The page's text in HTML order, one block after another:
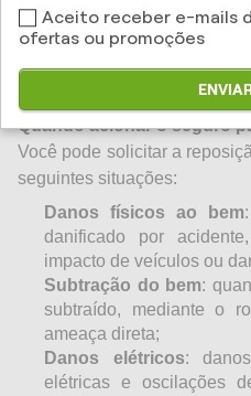
danos físicos no aparelho ou
comuns no Brasil, onde pelo
Quando acionar o seguro
Você pode solicitar a
seguintes situações:
Danos físicos ao bem
danificado por
impacto de veículos ou
Subtração do bem:
subtraído, mediante o
ameaça direta;
Danos elétricos:
elétricas e oscilações
Aceito receber e-mails
ofertas ou promoções